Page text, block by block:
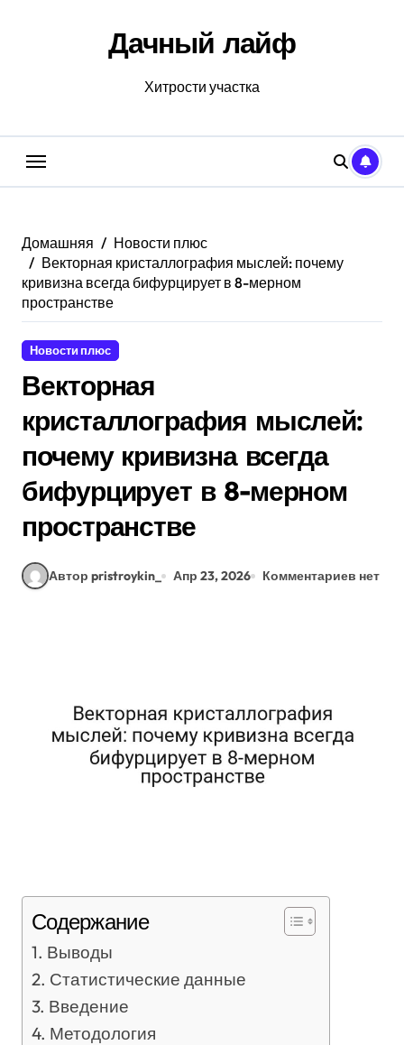
Дачный лайф
Хитрости участка
Домашняя
Новости плюс
Векторная кристаллография мыслей: почему
кривизна всегда бифурцирует в 8-мерном
пространстве
Новости плюс
Векторная
кристаллография мыслей:
почему кривизна всегда
бифурцирует в 8-мерном
пространстве
Автор pristroykin_ Апр 23, 2026 Комментариев нет
Содержание
Выводы
Статистические данные
Введение
Методология